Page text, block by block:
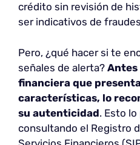
crédito sin revisión de
ser indicativos de
Pero, ¿qué hacer si te
señales de alerta? Antes
financiera que
características, lo
su autenticidad. Esto
consultando el Registro